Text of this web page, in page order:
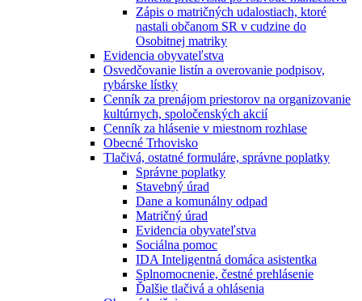
Zápis o matričných udalostiach, ktoré
nastali občanom SR v cudzine do
Osobitnej matriky
Evidencia obyvateľstva
Osvedčovanie listín a overovanie podpisov,
rybárske lístky
Cenník za prenájom priestorov na organizovanie
kultúrnych, spoločenských akcií
Cenník za hlásenie v miestnom rozhlase
Obecné Trhovisko
Tlačivá, ostatné formuláre, správne poplatky
Správne poplatky
Stavebný úrad
Dane a komunálny odpad
Matričný úrad
Evidencia obyvateľstva
Sociálna pomoc
IDA Inteligentná domáca asistentka
Splnomocnenie, čestné prehlásenie
Ďalšie tlačivá a ohlásenia